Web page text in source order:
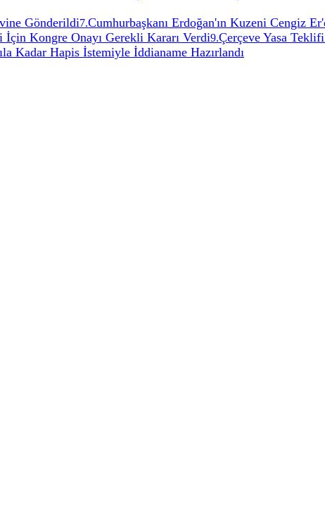
Gönderildi7.Cumhurbaşkanı Erdoğan'ın Kuzeni Cengiz
Kongre Onayı Gerekli Kararı Verdi9.Çerçeve Yasa
Kadar Hapis İstemiyle İddianame Hazırlandı